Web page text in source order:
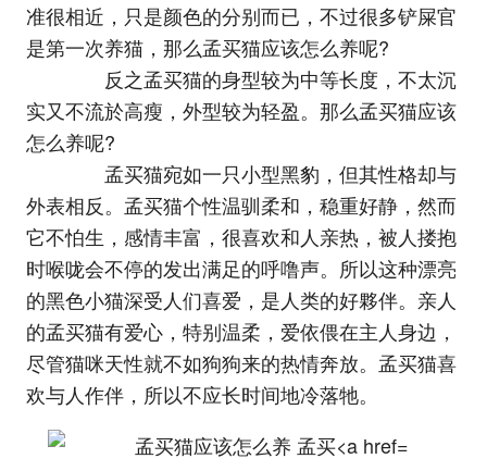
准很相近，只是颜色的分别而已，不过很多铲屎官
是第一次养猫，那么孟买猫应该怎么养呢?
反之孟买猫的身型较为中等长度，不太沉
实又不流於高瘦，外型较为轻盈。那么孟买猫应该
怎么养呢?
孟买猫宛如一只小型黑豹，但其性格却与
外表相反。孟买猫个性温驯柔和，稳重好静，然而
它不怕生，感情丰富，很喜欢和人亲热，被人搂抱
时喉咙会不停的发出满足的呼噜声。所以这种漂亮
的黑色小猫深受人们喜爱，是人类的好夥伴。亲人
的孟买猫有爱心，特别温柔，爱依偎在主人身边，
尽管猫咪天性就不如狗狗来的热情奔放。孟买猫喜
欢与人作伴，所以不应长时间地冷落牠。